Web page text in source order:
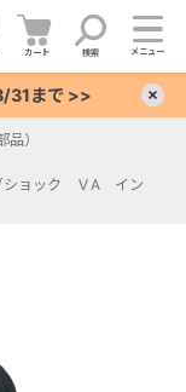
カート 検索 メニュー
31まで >>
）
ョック ＶA イン